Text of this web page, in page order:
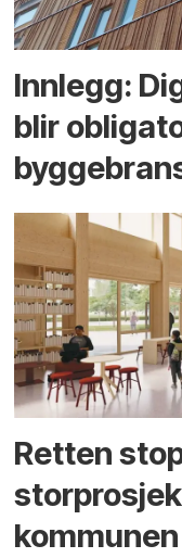
Innlegg:
blir
Retten